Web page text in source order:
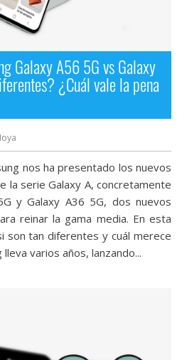
Galaxy A56 5G vs Galaxy
¿Cuál vale la pena
nos ha presentado los nuevos
la serie Galaxy A, concretamente
y Galaxy A36 5G, dos nuevos
reinar la gama media. En esta
son tan diferentes y cuál merece
varios años, lanzando...